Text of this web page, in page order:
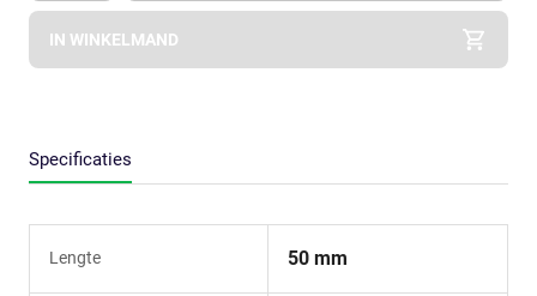
Apok.Product.Detail.AddToCart.Quantity (Optioneel)
IN WINKELMAND
Specificaties
Lengte 50 mm